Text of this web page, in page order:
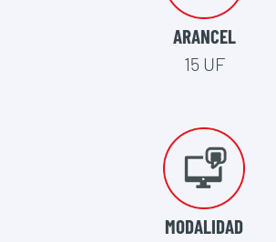
ARANCEL
15 UF
MODALIDAD